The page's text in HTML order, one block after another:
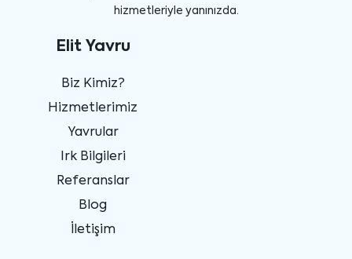
hizmetleriyle yanınızda.
Elit Yavru
Biz Kimiz?
Hizmetlerimiz
Yavrular
Irk Bilgileri
Referanslar
Blog
İletişim